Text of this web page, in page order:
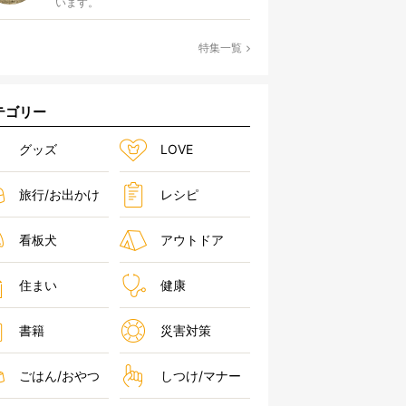
特集一覧
ゴリー
グッズ LOVE
旅行/お出かけ レシピ
看板犬 アウトドア
住まい 健康
書籍 災害対策
ごはん/おやつ しつけ/マナー